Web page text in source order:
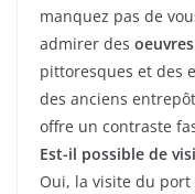
manquez pas de
admirer des
pittoresques et des
des anciens
offre un contraste
Est-il possible de
Oui, la visite du port